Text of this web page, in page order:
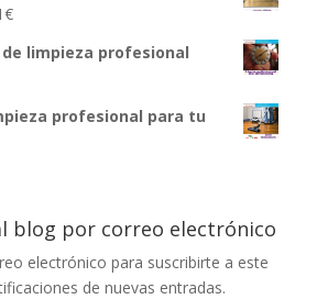
€Rango
precios:
138,61€
limpieza profesional
profesional para tu
blog por correo electrónico
electrónico para suscribirte a este
de nuevas entradas.